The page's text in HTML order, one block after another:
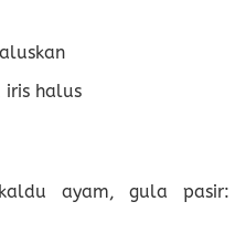
iris halus
ayam, gula pasir: